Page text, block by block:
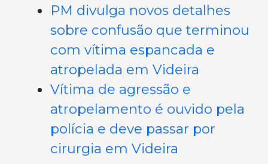
PM divulga novos detalhes
sobre confusão que terminou
com vítima espancada e
atropelada em Videira
Vítima de agressão e
atropelamento é ouvido pela
polícia e deve passar por
cirurgia em Videira